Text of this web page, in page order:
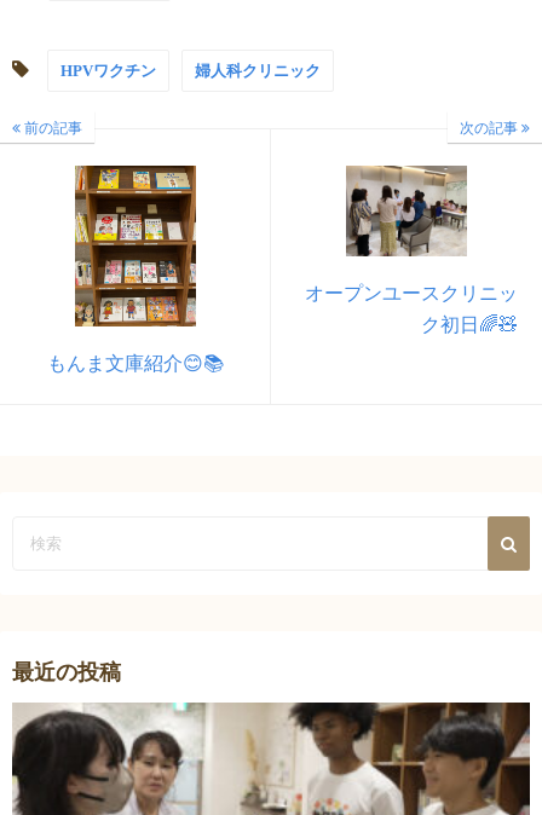
HPVワクチン 婦人科クリニック
前の記事
もんま文庫紹介😊📚
次の記事
オープンユースクリニッ
ク初日🌈🧸
最近の投稿